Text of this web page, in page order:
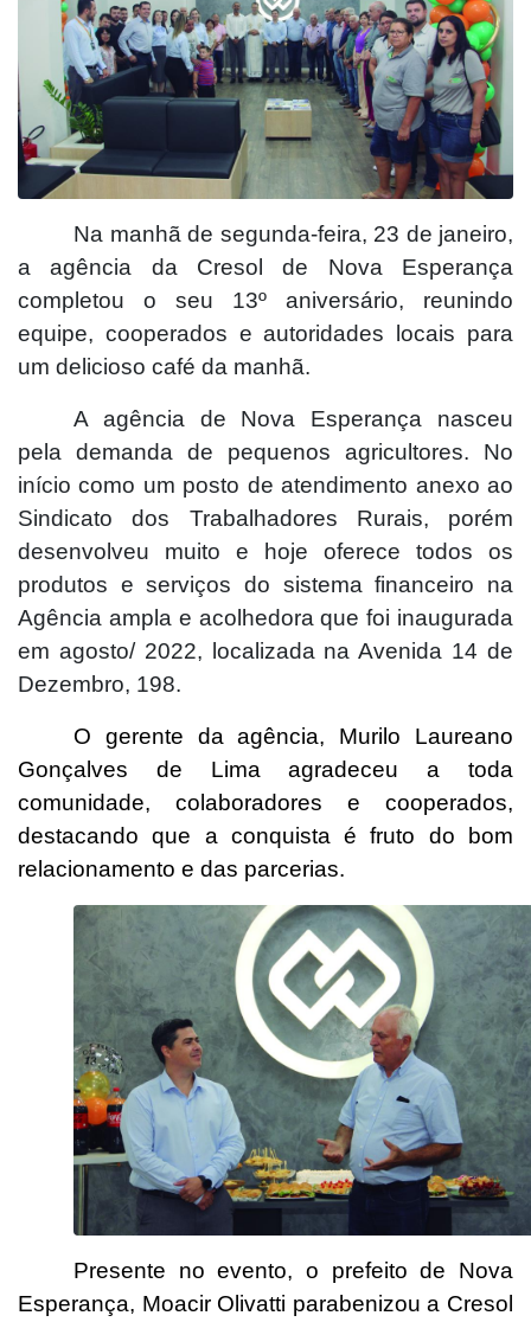
Na manhã de segunda-feira, 23 de janeiro,
a agência da Cresol de Nova Esperança
completou o seu 13º aniversário, reunindo
equipe, cooperados e autoridades locais para
um delicioso café da manhã.
A agência de Nova Esperança nasceu
pela demanda de pequenos agricultores. No
início como um posto de atendimento anexo ao
Sindicato dos Trabalhadores Rurais, porém
desenvolveu muito e hoje oferece todos os
produtos e serviços do sistema financeiro na
Agência ampla e acolhedora que foi inaugurada
em agosto/ 2022, localizada na Avenida 14 de
Dezembro, 198.
O gerente da agência, Murilo Laureano
Gonçalves de Lima agradeceu a toda
comunidade, colaboradores e cooperados,
destacando que a conquista é fruto do bom
relacionamento e das parcerias.
Presente no evento, o prefeito de Nova
Esperança, Moacir Olivatti parabenizou a Cresol